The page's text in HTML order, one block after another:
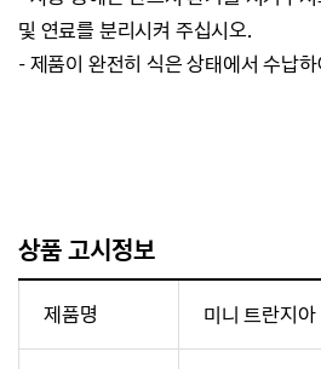
및 연료를 분리시켜 주십시오.
- 제품이 완전히 식은 상태에서 수납
상품 고시정보
제품명 미니 트란지아